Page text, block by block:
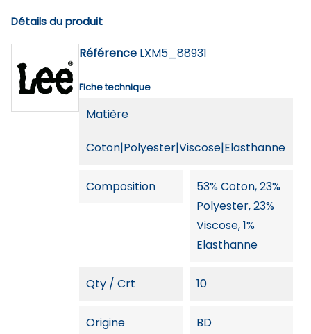
Détails du produit
Référence LXM5_88931
Fiche technique
Matière
Coton|Polyester|Viscose|Elasthanne
Composition
53% Coton, 23%
Polyester, 23%
Viscose, 1%
Elasthanne
Qty / Crt 10
Origine BD